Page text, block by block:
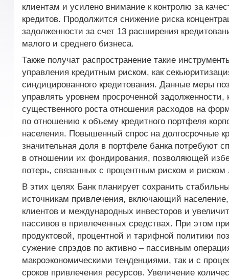
клиентам и усилено внимание к контролю за
кредитов. Продолжится снижение риска
задолженности за счет 13 расширения
малого и среднего бизнеса.
Также получат распространение такие
управления кредитным риском, как
синдицированного кредитования. Данные меры
управлять уровнем просроченной задолженности,
существенного роста отношения расходов на
по отношению к объему кредитного портфеля
населения. Повышенный спрос на долгосрочные
значительная доля в портфеле банка потребуют
в отношении их фондирования, позволяющей
потерь, связанных с процентным риском и риском
В этих целях Банк планирует сохранить
источникам привлечения, включающий
клиентов и международных инвесторов и
пассивов в привлеченных средствах. При этом
продуктовой, процентной и тарифной политики
сужение спрэдов по активно – пассивным
макроэкономическими тенденциями, так и с
сроков привлечения ресурсов. Увеличение